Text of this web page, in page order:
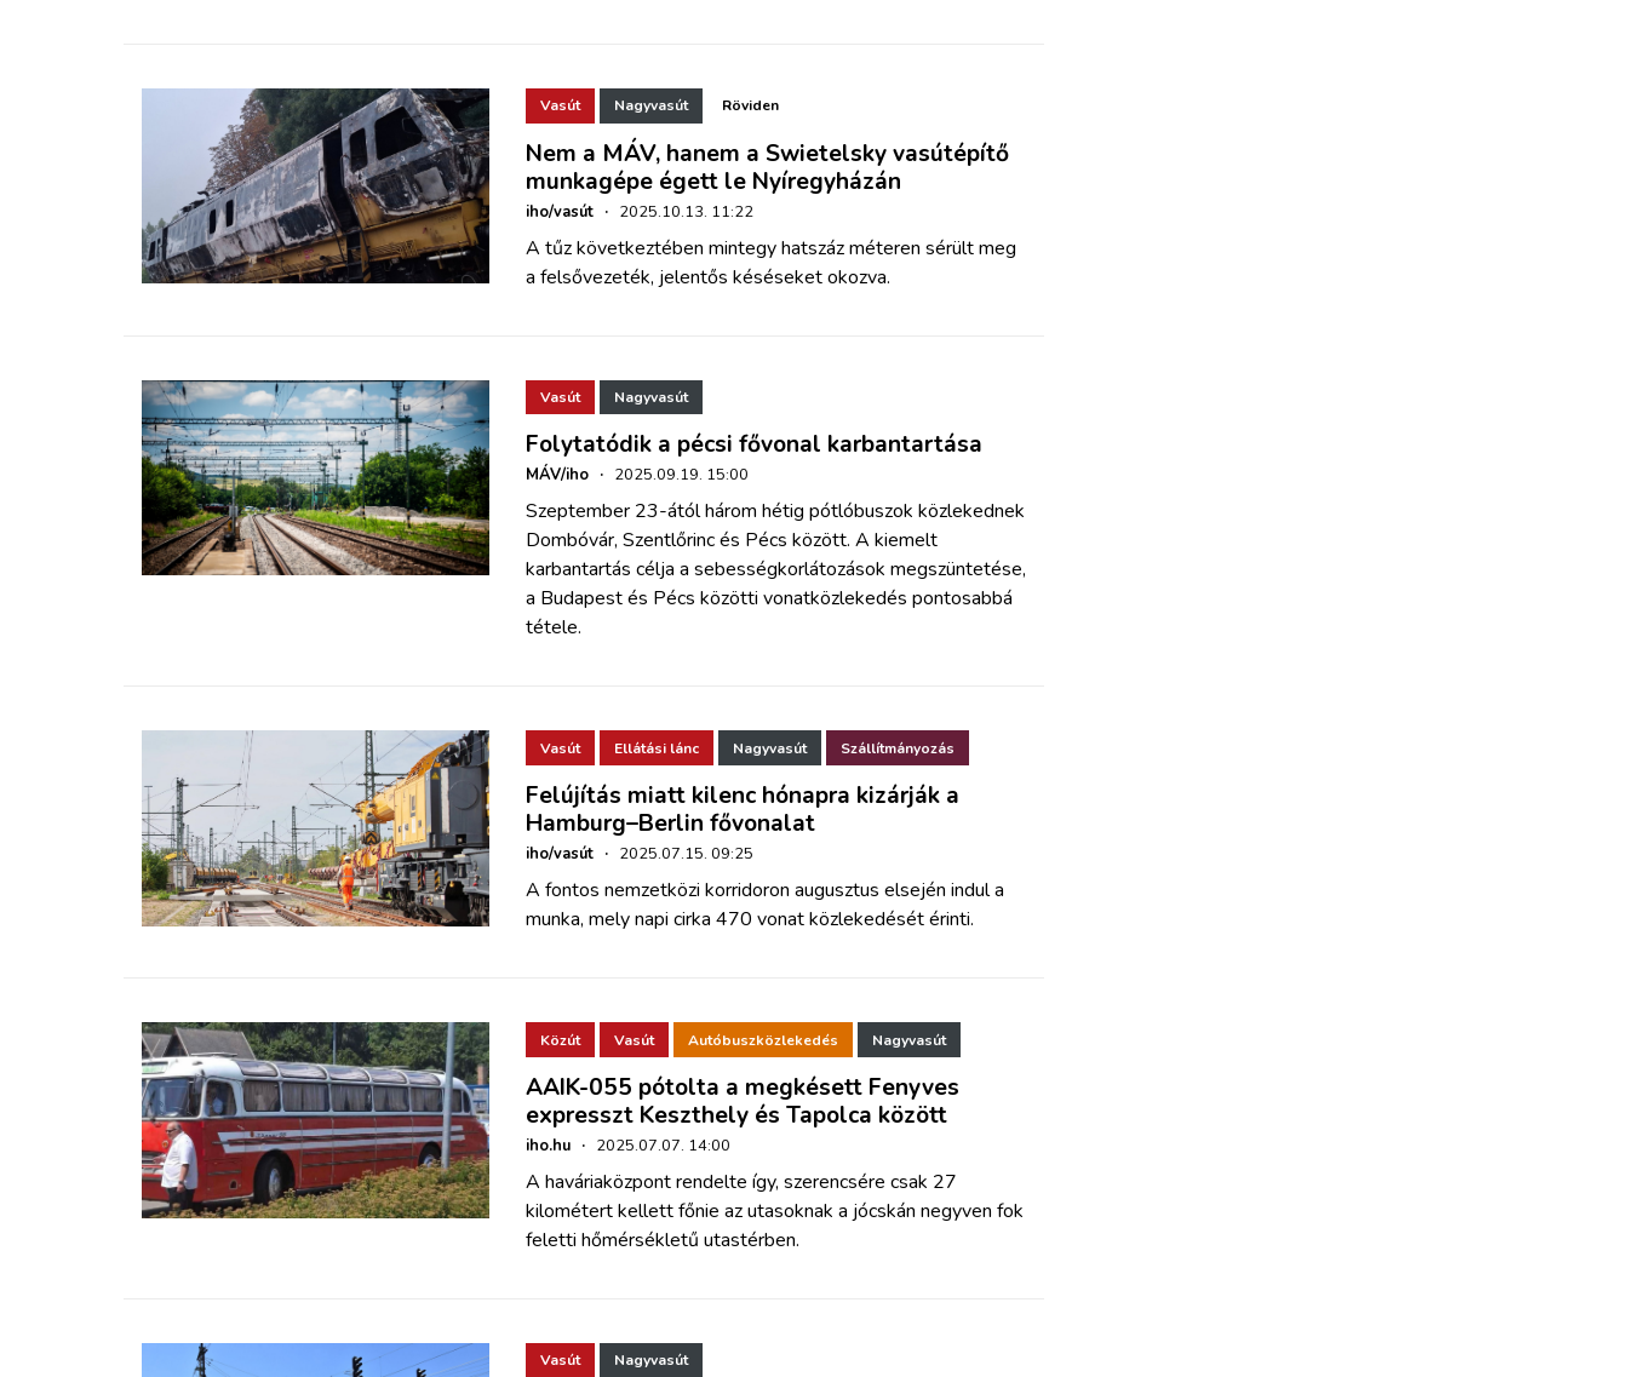
Vasút Nagyvasút Röviden
Nem a MÁV, hanem a Swietelsky vasútépítő
munkagépe égett le Nyíregyházán
iho/vasút · 2025.10.13. 11:22
A tűz következtében mintegy hatszáz méteren sérült meg
a felsővezeték, jelentős késéseket okozva.
Vasút Nagyvasút
Folytatódik a pécsi fővonal karbantartása
MÁV/iho · 2025.09.19. 15:00
Szeptember 23-ától három hétig pótlóbuszok közlekednek
Dombóvár, Szentlőrinc és Pécs között. A kiemelt
karbantartás célja a sebességkorlátozások megszüntetése,
a Budapest és Pécs közötti vonatközlekedés pontosabbá
tétele.
Vasút Ellátási lánc Nagyvasút Szállítmányozás
Felújítás miatt kilenc hónapra kizárják a
Hamburg–Berlin fővonalat
iho/vasút · 2025.07.15. 09:25
A fontos nemzetközi korridoron augusztus elsején indul a
munka, mely napi cirka 470 vonat közlekedését érinti.
Közút Vasút Autóbuszközlekedés Nagyvasút
AAIK-055 pótolta a megkésett Fenyves
expresszt Keszthely és Tapolca között
iho.hu · 2025.07.07. 14:00
A haváriaközpont rendelte így, szerencsére csak 27
kilométert kellett főnie az utasoknak a jócskán negyven fok
feletti hőmérsékletű utastérben.
Vasút Nagyvasút